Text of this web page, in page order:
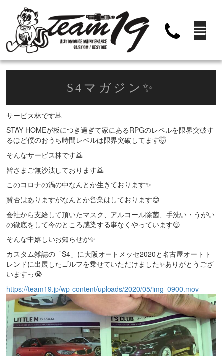
S4マガジン✨
サービス林です🙇
STAY HOMEが板につき過ぎて家にあるRPGのレベルを限界突破す
るほど僕のおうち時間レベルは限界突破してます🤯
そんなサービス林です🙇
皆さまご無沙汰しております🙇
このコロナの渦の中なんとか生きております✨
賛否はありますがなんとか営業はしております😊
会社から支給して頂いたマスク、アルコール除菌、手洗い・うがい
の徹底をして今のところ感染する事なくやっています😌
そんな中嬉しいお知らせが✨
カスタム雑誌の「S4」に大阪オートメッセ2020と名古屋オートト
レンドに出展したゴルフを乗せていただけました✨ありがとうござ
いますっ😭
https://team19.jp/wp-content/uploads/2020/05/img_0900.mov